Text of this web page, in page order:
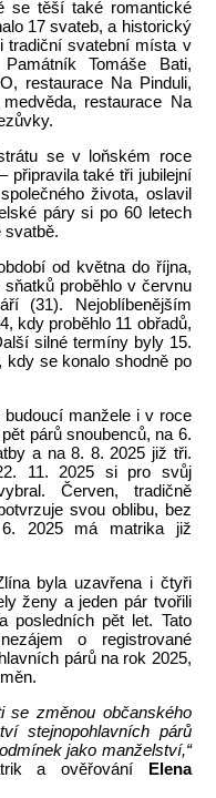
se těší také romantické
17 svateb, a historický
tradiční svatební místa v
Tomáše Bati,
restaurace Na Pinduli,
restaurace Na
se v loňském roce
připravila také tři jubilejní
života, oslavil
páry si po 60 letech
svatbě.
od května do října,
proběhlo v červnu
(31). Nejoblíbenějším
kdy proběhlo 11 obřadů,
silné termíny byly 15.
kdy se konalo shodně po
manžele i v roce
párů snoubenců, na 6.
a na 8. 8. 2025 již tři.
11. 2025 si pro svůj
Červen, tradičně
svou oblibu, bez
2025 má matrika již
byla uzavřena i čtyři
ženy a jeden pár tvořili
posledních pět let. Tato
o registrované
párů na rok 2025,
se změnou občanského
stejnopohlavních párů
jako manželství,“
a ověřování Elena